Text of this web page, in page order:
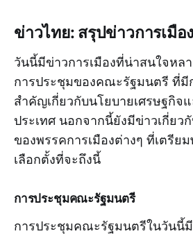
ข่าวไทย: สรุปข่าวการเมือ
วันนี้มีข่าวการเมืองที่น่าสนใจหลา
การประชุมของคณะรัฐมนตรี ที่มี
สำคัญเกี่ยวกับนโยบายเศรษฐกิจ
ประเทศ นอกจากนี้ยังมีข่าวเกี่ยว
ของพรรคการเมืองต่างๆ ที่เตรีย
เลือกตั้งที่จะถึงนี้
การประชุมคณะรัฐมนตรี
การประชุมคณะรัฐมนตรีในวันนี้